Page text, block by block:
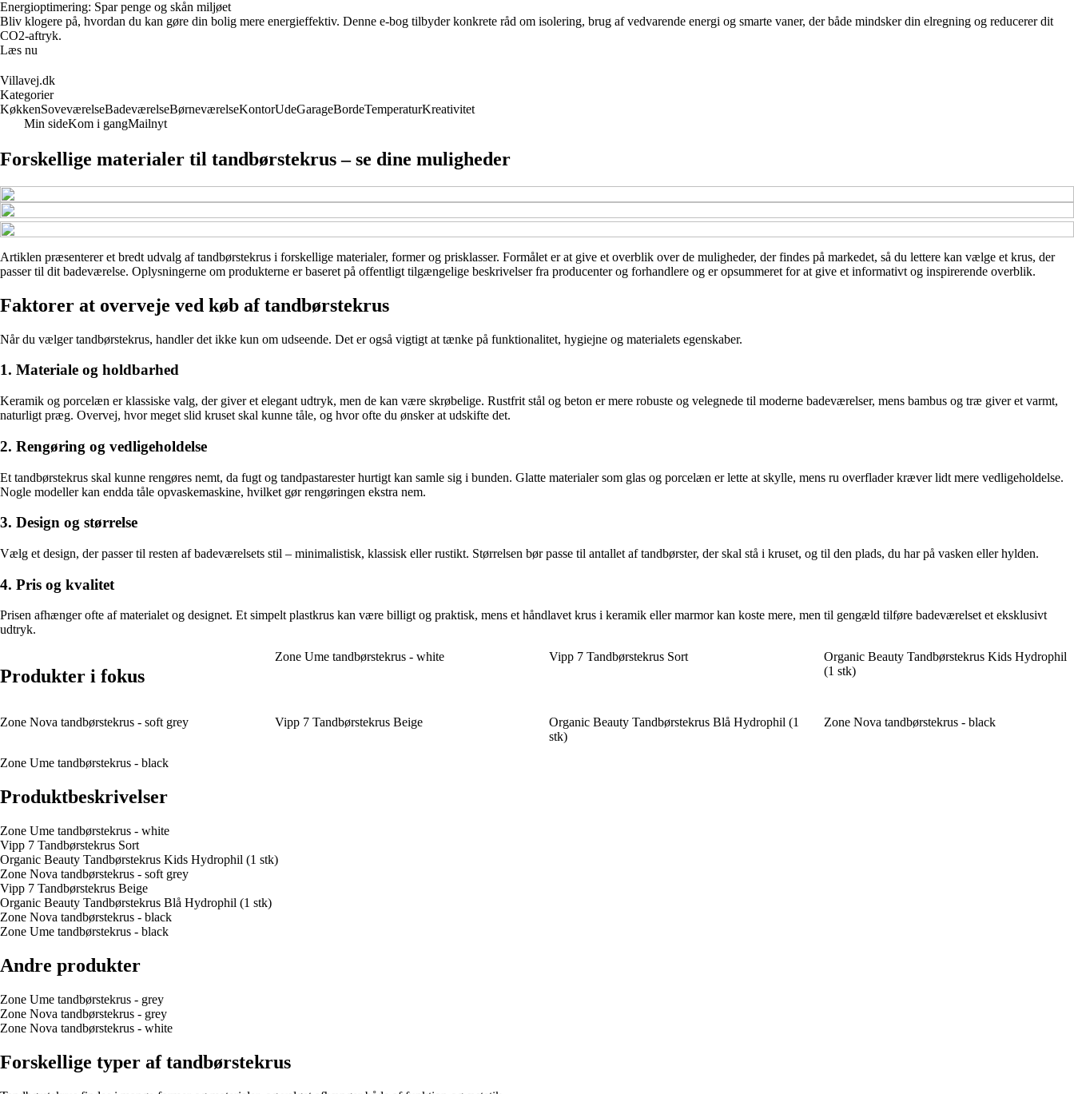
Energioptimering: Spar penge og skån miljøet
Bliv klogere på, hvordan du kan gøre din bolig mere energieffektiv. Denne e-bog tilbyder konkrete råd om isolering, brug af vedvarende energi og smarte vaner, der både mindsker din elregning og reducerer dit
CO2-aftryk.
Læs nu
Villavej.dk
Kategorier
KøkkenSoveværelseBadeværelseBørneværelseKontorUdeGarageBordeTemperaturKreativitet
Min sideKom i gangMailnyt
Forskellige materialer til tandbørstekrus – se dine muligheder
Artiklen præsenterer et bredt udvalg af tandbørstekrus i forskellige materialer, former og prisklasser. Formålet er at give et overblik over de muligheder, der findes på markedet, så du lettere kan vælge et krus, der
passer til dit badeværelse. Oplysningerne om produkterne er baseret på offentligt tilgængelige beskrivelser fra producenter og forhandlere og er opsummeret for at give et informativt og inspirerende overblik.
Faktorer at overveje ved køb af tandbørstekrus
Når du vælger tandbørstekrus, handler det ikke kun om udseende. Det er også vigtigt at tænke på funktionalitet, hygiejne og materialets egenskaber.
1. Materiale og holdbarhed
Keramik og porcelæn er klassiske valg, der giver et elegant udtryk, men de kan være skrøbelige. Rustfrit stål og beton er mere robuste og velegnede til moderne badeværelser, mens bambus og træ giver et varmt,
naturligt præg. Overvej, hvor meget slid kruset skal kunne tåle, og hvor ofte du ønsker at udskifte det.
2. Rengøring og vedligeholdelse
Et tandbørstekrus skal kunne rengøres nemt, da fugt og tandpastarester hurtigt kan samle sig i bunden. Glatte materialer som glas og porcelæn er lette at skylle, mens ru overflader kræver lidt mere vedligeholdelse.
Nogle modeller kan endda tåle opvaskemaskine, hvilket gør rengøringen ekstra nem.
3. Design og størrelse
Vælg et design, der passer til resten af badeværelsets stil – minimalistisk, klassisk eller rustikt. Størrelsen bør passe til antallet af tandbørster, der skal stå i kruset, og til den plads, du har på vasken eller hylden.
4. Pris og kvalitet
Prisen afhænger ofte af materialet og designet. Et simpelt plastkrus kan være billigt og praktisk, mens et håndlavet krus i keramik eller marmor kan koste mere, men til gengæld tilføre badeværelset et eksklusivt
udtryk.
Produkter i fokus
Zone Ume tandbørstekrus - white Vipp 7 Tandbørstekrus Sort
Organic Beauty Tandbørstekrus Kids Hydrophil
(1 stk)
Zone Nova tandbørstekrus - soft grey Vipp 7 Tandbørstekrus Beige
Organic Beauty Tandbørstekrus Blå Hydrophil (1
stk)
Zone Nova tandbørstekrus - black
Zone Ume tandbørstekrus - black
Produktbeskrivelser
Zone Ume tandbørstekrus - white
Vipp 7 Tandbørstekrus Sort
Organic Beauty Tandbørstekrus Kids Hydrophil (1 stk)
Zone Nova tandbørstekrus - soft grey
Vipp 7 Tandbørstekrus Beige
Organic Beauty Tandbørstekrus Blå Hydrophil (1 stk)
Zone Nova tandbørstekrus - black
Zone Ume tandbørstekrus - black
Andre produkter
Zone Ume tandbørstekrus - grey
Zone Nova tandbørstekrus - grey
Zone Nova tandbørstekrus - white
Forskellige typer af tandbørstekrus